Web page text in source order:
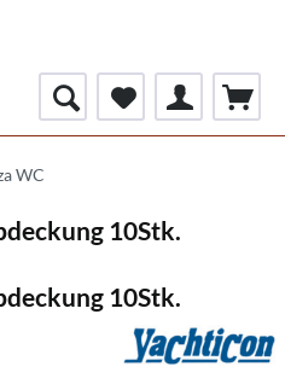
WC
10Stk.
10Stk.